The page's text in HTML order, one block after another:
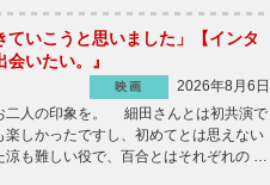
いこうと思いました」【インタ
いたい。』
映画
2026年8月6日
二人の印象を。 細田さんとは初共演で
しかったですし、初めてとは思えない
涼も難しい役で、百合とはそれぞれの …